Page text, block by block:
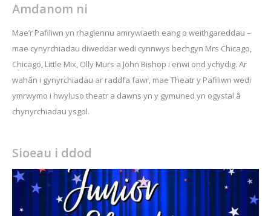
Amdanom ni
Mae’r Pafiliwn yn rhaglennu amrywiaeth eang o weithgareddau –
mae cynyrchiadau diweddar wedi cynnwys bechgyn Mrs Chicago,
Chicago, Little Mix, Olly Murs a John Bishop i enwi ond ychydig. Ar
wahân i gynyrchiadau ar raddfa fawr, mae Theatr y Pafiliwn wedi
ymrwymo i hwyluso theatr a dawns yn y gymuned yn ogystal â
chynyrchiadau ysgol.
Sioeau i ddod